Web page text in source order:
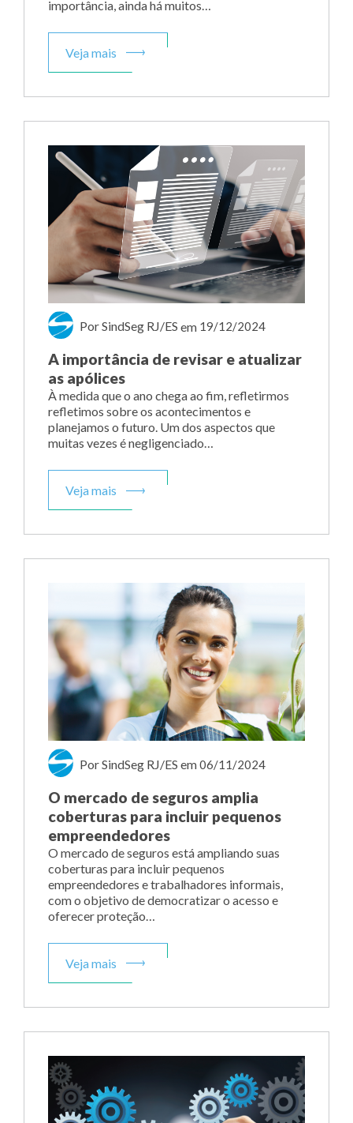
importância, ainda há muitos…
Veja mais
Por SindSeg RJ/ES em 19/12/2024
A importância de revisar e atualizar
as apólices
À medida que o ano chega ao fim, refletirmos
refletimos sobre os acontecimentos e
planejamos o futuro. Um dos aspectos que
muitas vezes é negligenciado…
Veja mais
Por SindSeg RJ/ES em06/11/2024
O mercado de seguros amplia
coberturas para incluir pequenos
empreendedores
O mercado de seguros está ampliando suas
coberturas para incluir pequenos
empreendedores e trabalhadores informais,
com o objetivo de democratizar o acesso e
oferecer proteção…
Veja mais